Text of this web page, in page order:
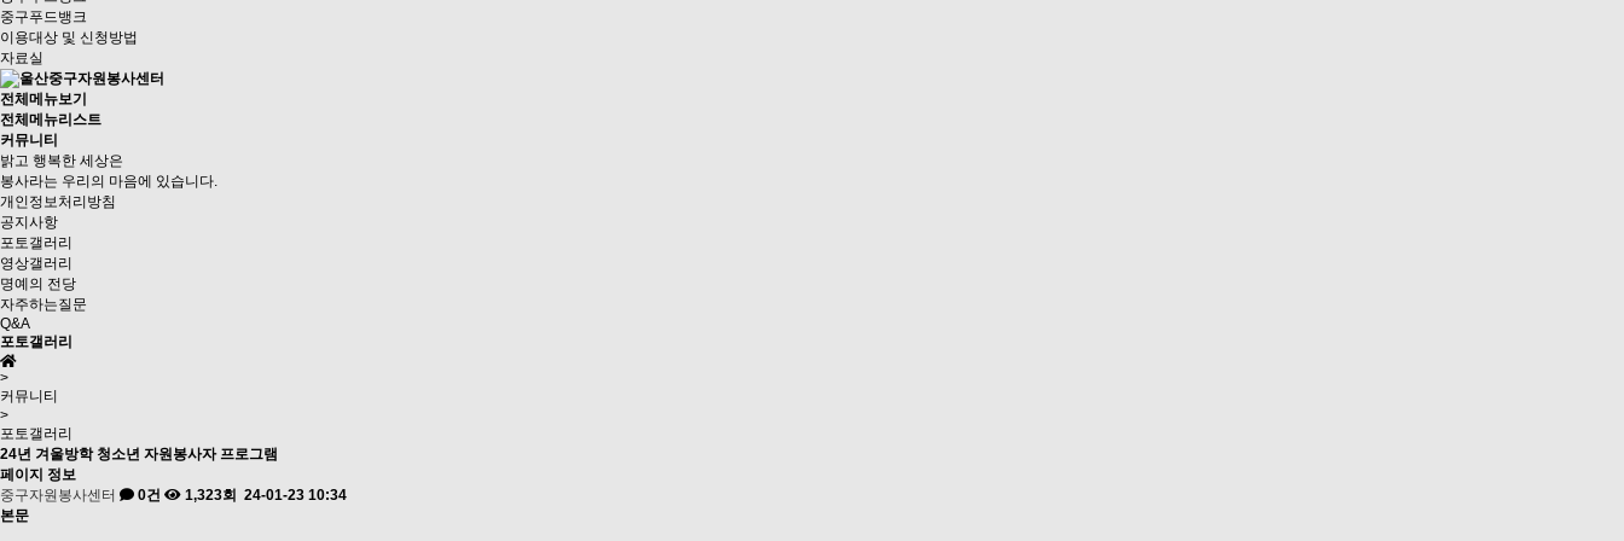
중구푸드뱅크
이용대상 및 신청방법
자료실
전체메뉴보기
전체메뉴리스트
커뮤니티
밝고 행복한 세상은
봉사라는 우리의 마음에 있습니다.
개인정보처리방침
공지사항
포토갤러리
영상갤러리
명예의 전당
자주하는질문
Q&A
포토갤러리
>
커뮤니티
>
포토갤러리
24년 겨울방학 청소년 자원봉사자 프로그램
페이지 정보
중구자원봉사센터
0건 1,323회
24-01-23 10:34
본문